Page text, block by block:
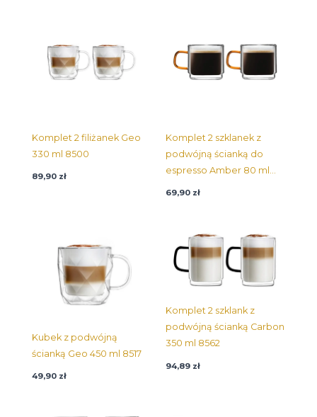
Komplet 2 filiżanek Geo
330 ml 8500
89,90 zł
Komplet 2 szklanek z
podwójną ścianką do
espresso Amber 80 ml
69,90 zł
Kubek z podwójną
ścianką Geo 450 ml 8517
49,90 zł
Komplet 2 szklank z
podwójną ścianką Carbon
350 ml 8562
94,89 zł